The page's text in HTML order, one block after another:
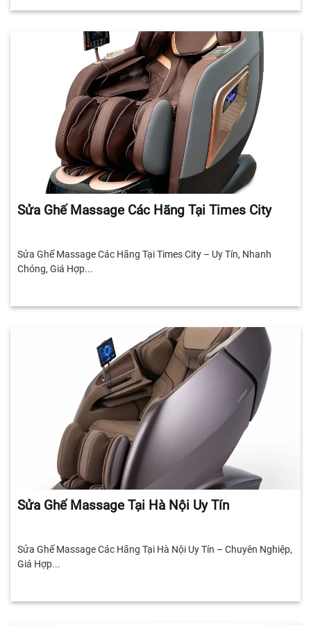
Sửa Ghế Massage Các Hãng Tại Times City
Sửa Ghế Massage Các Hãng Tại Times City – Uy Tín, Nhanh
Chóng, Giá Hợp...
Sửa Ghế Massage Tại Hà Nội Uy Tín
Sửa Ghế Massage Các Hãng Tại Hà Nội Uy Tín – Chuyên Nghiệp,
Giá Hợp...